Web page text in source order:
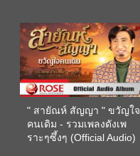
" สายัณห์ สัญญา " ขวัญใจ
คนเดิม - รวมเพลงดังเพ
ราะๆซึ้งๆ (Official Audio)